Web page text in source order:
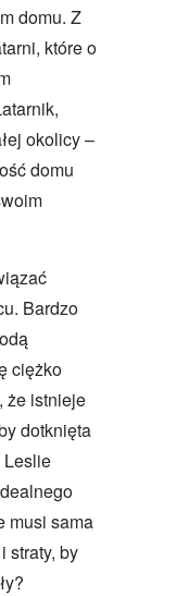
domu. Z
które o
okolicy –
domu
Bardzo
ciężko
że istnieje
dotknięta
Leslie
musi sama
straty, by